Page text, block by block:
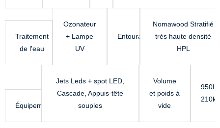
Traitement
de l'eau
Ozonateur
+ Lampe
UV
Entourage
Nomawood Stratifié
très haute densité
HPL
Équipements
Jets Leds + spot LED,
Cascade, Appuis-tête
souples
Volume
et poids à
vide
950L ,
210kg